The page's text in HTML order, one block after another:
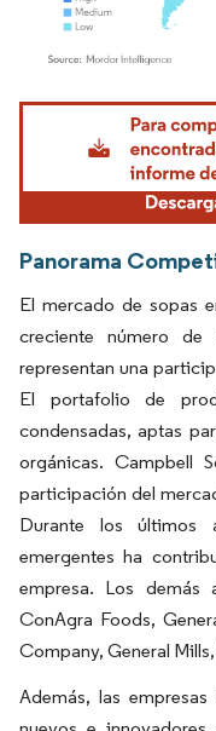
Imagen © Mordor
Panorama
El mercado de sopas
creciente número de
representan una
El portafolio de
condensadas, aptas
orgánicas. Campbell
participación del
Durante los últimos
emergentes ha
empresa. Los demás
ConAgra Foods,
Company, General
Además, las